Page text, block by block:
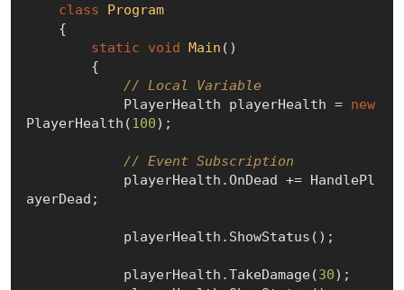
class
Program
static
void Main ( )
// Local Variable
            PlayerHealth playerHealth =
new
PlayerHealth(100);
// Event Subscription
ayerDead;
            playerHealth.TakeDamage(
30);